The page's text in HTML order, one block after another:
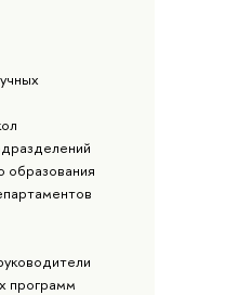
образования
программ